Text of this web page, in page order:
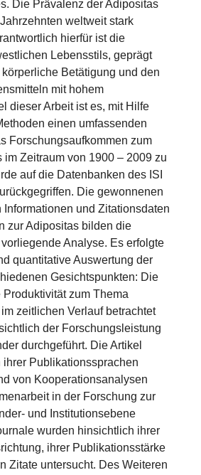
Die Prävalenz der Adipositas
weltweit stark
hierfür ist die
Lebensstils, geprägt
Betätigung und den
mit hohem
dieser Arbeit ist es, mit Hilfe
einen umfassenden
Forschungsaufkommen zum
im Zeitraum von 1900 – 2009 zu
auf die Datenbanken des ISI
Die gewonnenen
und Zitationsdaten
zur Adipositas bilden die
Analyse. Es erfolgte
quantitative Auswertung der
Gesichtspunkten: Die
zum Thema
zeitlichen Verlauf betrachtet
der Forschungsleistung
durchgeführt. Die Artikel
Publikationssprachen
von Kooperationsanalysen
in der Forschung zur
und Institutionsebene
wurden hinsichtlich ihrer
ihrer Publikationsstärke
Zitate untersucht. Des Weiteren